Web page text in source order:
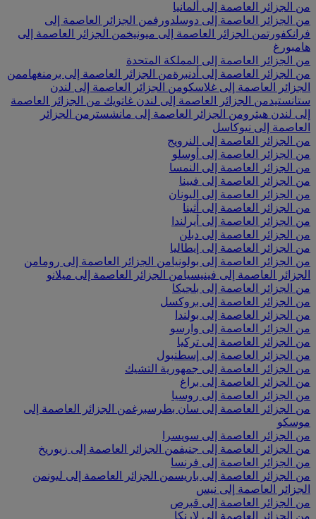
من الجزائر العاصمة إلى ألمانيا
من الجزائر العاصمة إلى دوسلدورفمن الجزائر العاصمة إلى
فرانكفورتمن الجزائر العاصمة إلى ميونيخمن الجزائر العاصمة إلى
هامبورغ
من الجزائر العاصمة إلى المملكة المتحدة
من الجزائر العاصمة إلى أدنبرةمن الجزائر العاصمة إلى برمنغهاممن
الجزائر العاصمة إلى غلاسكومن الجزائر العاصمة إلى لندن
ستانستيدمن الجزائر العاصمة إلى لندن غاتويك من الجزائر العاصمة
إلى لندن هيثرومن الجزائر العاصمة إلى مانشستر من الجزائر
العاصمة إلى نيوكاسل
من الجزائر العاصمة إلى النرويج
من الجزائر العاصمة إلى أوسلو
من الجزائر العاصمة إلى النمسا
من الجزائر العاصمة إلى فيينا
من الجزائر العاصمة إلى اليونان
من الجزائر العاصمة إلى أثينا
من الجزائر العاصمة إلى أيرلندا
من الجزائر العاصمة إلى دبلن
من الجزائر العاصمة إلى إيطاليا
من الجزائر العاصمة إلى بولونيامن الجزائر العاصمة إلى رومامن
الجزائر العاصمة إلى فينيسيامن الجزائر العاصمة إلى ميلانو
من الجزائر العاصمة إلى بلجيكا
من الجزائر العاصمة إلى بروكسل
من الجزائر العاصمة إلى بولندا
من الجزائر العاصمة إلى وارسو
من الجزائر العاصمة إلى تركيا
من الجزائر العاصمة إلى إسطنبول
من الجزائر العاصمة إلى جمهورية التشيك
من الجزائر العاصمة إلى براغ
من الجزائر العاصمة إلى روسيا
من الجزائر العاصمة إلى سان بطرسبرغمن الجزائر العاصمة إلى
موسكو
من الجزائر العاصمة إلى سويسرا
من الجزائر العاصمة إلى جنيفمن الجزائر العاصمة إلى زيوريخ
من الجزائر العاصمة إلى فرنسا
من الجزائر العاصمة إلى باريسمن الجزائر العاصمة إلى ليونمن
الجزائر العاصمة إلى نيس
من الجزائر العاصمة إلى قبرص
من الجزائر العاصمة إلى لارنكا